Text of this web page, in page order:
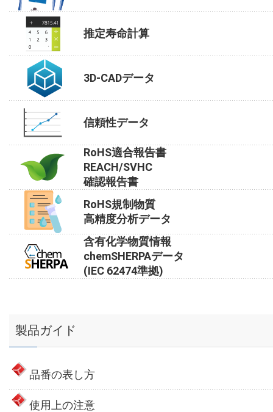
推定寿命計算
3D-CADデータ
信頼性データ
RoHS適合報告書
REACH/SVHC
確認報告書
RoHS規制物質
高精度分析データ
含有化学物質情報
chemSHERPAデータ
(IEC 62474準拠)
製品ガイド
品番の表し方
使用上の注意